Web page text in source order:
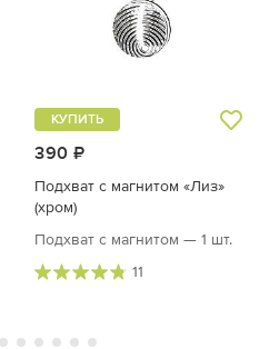
390 ₽
КУПИТЬ
Подхват с магнитом «Лиз»
(хром)
Подхват с магнитом — 1 шт.
11